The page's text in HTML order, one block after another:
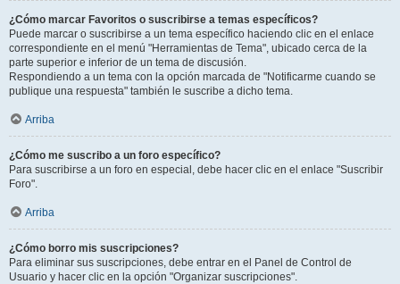
¿Cómo marcar Favoritos o suscribirse a temas específicos?
Puede marcar o suscribirse a un tema específico haciendo clic en el enlace
correspondiente en el menú "Herramientas de Tema", ubicado cerca de la
parte superior e inferior de un tema de discusión.
Respondiendo a un tema con la opción marcada de "Notificarme cuando se
publique una respuesta" también le suscribe a dicho tema.
Arriba
¿Cómo me suscribo a un foro específico?
Para suscribirse a un foro en especial, debe hacer clic en el enlace "Suscribir
Foro".
Arriba
¿Cómo borro mis suscripciones?
Para eliminar sus suscripciones, debe entrar en el Panel de Control de
Usuario y hacer clic en la opción "Organizar suscripciones".